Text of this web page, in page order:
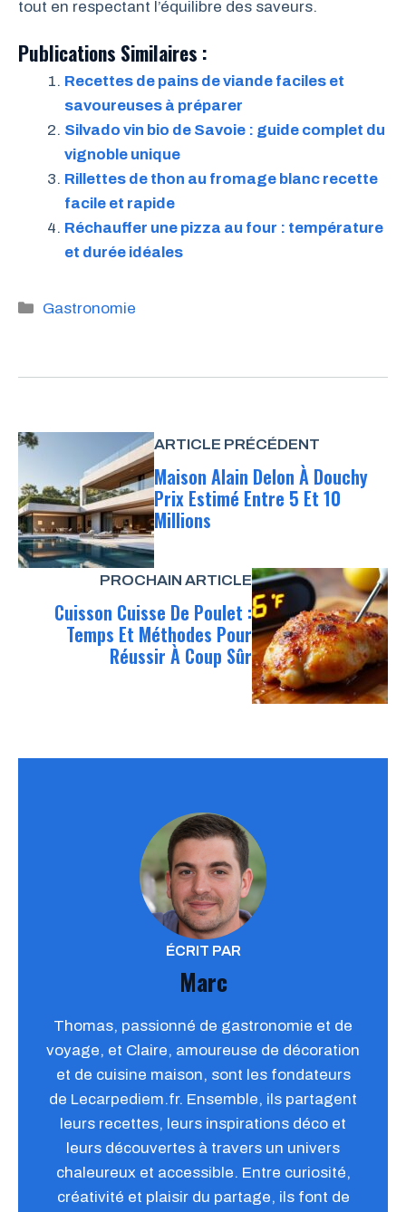
tout en respectant l’équilibre des saveurs.
Publications Similaires :
Recettes de pains de viande faciles et
savoureuses à préparer
Silvado vin bio de Savoie : guide complet du
vignoble unique
Rillettes de thon au fromage blanc recette
facile et rapide
Réchauffer une pizza au four : température
et durée idéales
Catégories
Gastronomie
ARTICLE PRÉCÉDENT
Maison Alain Delon À Douchy
Prix Estimé Entre 5 Et 10
Millions
PROCHAIN ARTICLE
Cuisson Cuisse De Poulet :
Temps Et Méthodes Pour
Réussir À Coup Sûr
ÉCRIT PAR
Marc
Thomas, passionné de gastronomie et de
voyage, et Claire, amoureuse de décoration
et de cuisine maison, sont les fondateurs
de Lecarpediem.fr. Ensemble, ils partagent
leurs recettes, leurs inspirations déco et
leurs découvertes à travers un univers
chaleureux et accessible. Entre curiosité,
créativité et plaisir du partage, ils font de